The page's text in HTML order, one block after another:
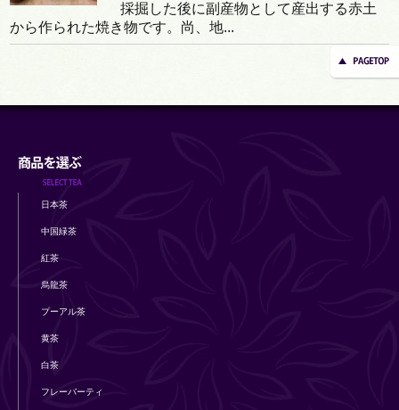
採掘した後に副産物として産出する赤土
から作られた焼き物です。尚、地...
日本茶
中国緑茶
紅茶
烏龍茶
プーアル茶
黄茶
白茶
フレーバーティ